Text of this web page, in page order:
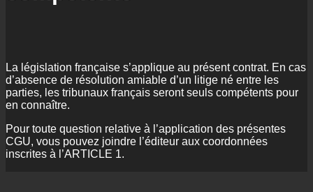
La législation française s’applique au présent contrat. En cas
d’absence de résolution amiable d’un litige né entre les
parties, les tribunaux français seront seuls compétents pour
en connaître.
Pour toute question relative à l’application des présentes
CGU, vous pouvez joindre l’éditeur aux coordonnées
inscrites à l’ARTICLE 1.